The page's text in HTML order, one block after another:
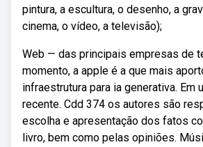
pintura, a escultura, o desenho, a
cinema, o vídeo, a televisão);
Web — das principais empresas de
momento, a apple é a que mais
infraestrutura para ia generativa. Em
recente. Cdd 374 os autores são
escolha e apresentação dos fatos
livro, bem como pelas opiniões.